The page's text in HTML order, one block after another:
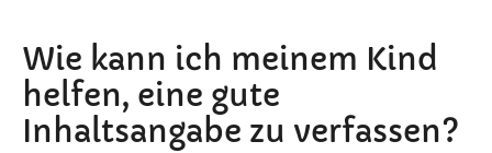
Wie kann ich meinem Kind
helfen, eine gute
Inhaltsangabe zu verfassen?